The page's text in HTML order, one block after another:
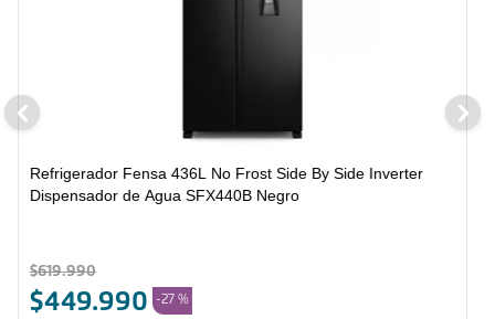
Refrigerador Fensa 436L No Frost Side By Side Inverter
Dispensador de Agua SFX440B Negro
$619.990
$449.990 -27 %